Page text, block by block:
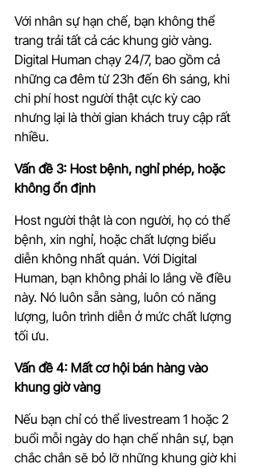
Với nhân sự hạn chế, bạn không thể
trang trải tất cả các khung giờ vàng.
Digital Human chạy 24/7, bao gồm cả
những ca đêm từ 23h đến 6h sáng, khi
chi phí host người thật cực kỳ cao
nhưng lại là thời gian khách truy cập rất
nhiều.
Vấn đề 3: Host bệnh, nghỉ phép, hoặc
không ổn định
Host người thật là con người, họ có thể
bệnh, xin nghỉ, hoặc chất lượng biểu
diễn không nhất quán. Với Digital
Human, bạn không phải lo lắng về điều
này. Nó luôn sẵn sàng, luôn có năng
lượng, luôn trình diễn ở mức chất lượng
tối ưu.
Vấn đề 4: Mất cơ hội bán hàng vào
khung giờ vàng
Nếu bạn chỉ có thể livestream 1 hoặc 2
buổi mỗi ngày do hạn chế nhân sự, bạn
chắc chắn sẽ bỏ lỡ những khung giờ khi